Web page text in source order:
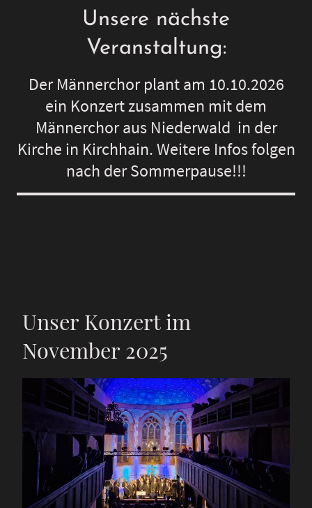
Unsere nächste
Veranstaltung:
Der Männerchor plant am 10.10.2026
ein Konzert zusammen mit dem
Männerchor aus Niederwald in der
Kirche in Kirchhain. Weitere Infos folgen
nach der Sommerpause!!!
Unser Konzert im
November 2025